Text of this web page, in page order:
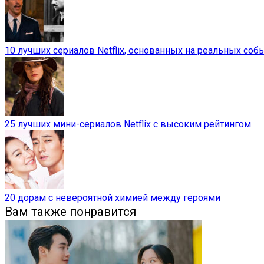
10 лучших сериалов Netflix, основанных на реальных
25 лучших мини-сериалов Netflix с высоким рейтингом
20 дорам с невероятной химией между героями
Вам также понравится